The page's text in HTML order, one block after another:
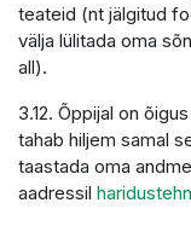
teateid (nt jälgitud
välja lülitada oma
all).
3.12. Õppijal on
tahab hiljem samal
taastada oma
aadressil